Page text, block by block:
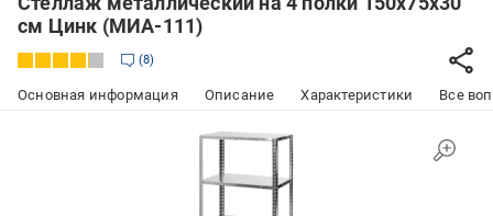
см Цинк (МИА-111)
8
Основная информация Описание Характеристики Все